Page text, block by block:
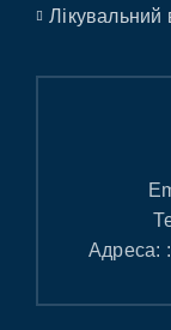
Лікувальний
Адреса: